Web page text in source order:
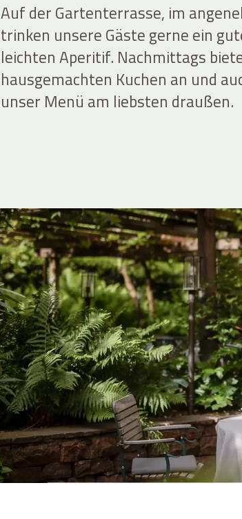
Auf der Gartenterrasse, im
trinken unsere Gäste gerne ein
leichten Aperitif. Nachmittags
hausgemachten Kuchen an und
unser Menü am liebsten draußen.